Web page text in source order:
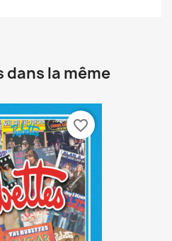
la même
favorite_border